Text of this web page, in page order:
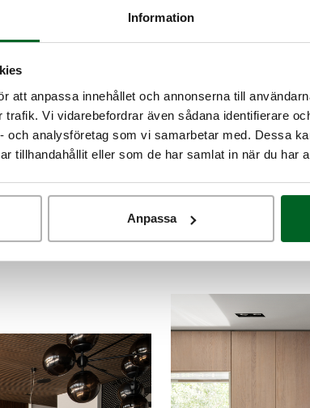
Information
att anpassa innehållet och annonserna till
Vi vidarebefordrar även sådana identifierare
och analysföretag som vi samarbetar med. Dessa
tillhandahållit eller som de har samlat in när du har
Anpassa
funktion
Moderna kök